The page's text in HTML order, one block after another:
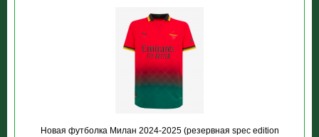
Новая футболка Милан 2024-2025 (резервная spec edition